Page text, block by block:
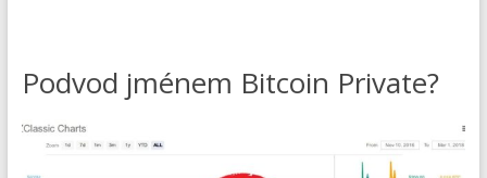
Podvod jménem Bitcoin Private?